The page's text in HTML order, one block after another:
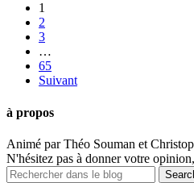
1
2
3
…
65
Suivant
à propos
Animé par Théo Souman et
N'hésitez pas à donner votre